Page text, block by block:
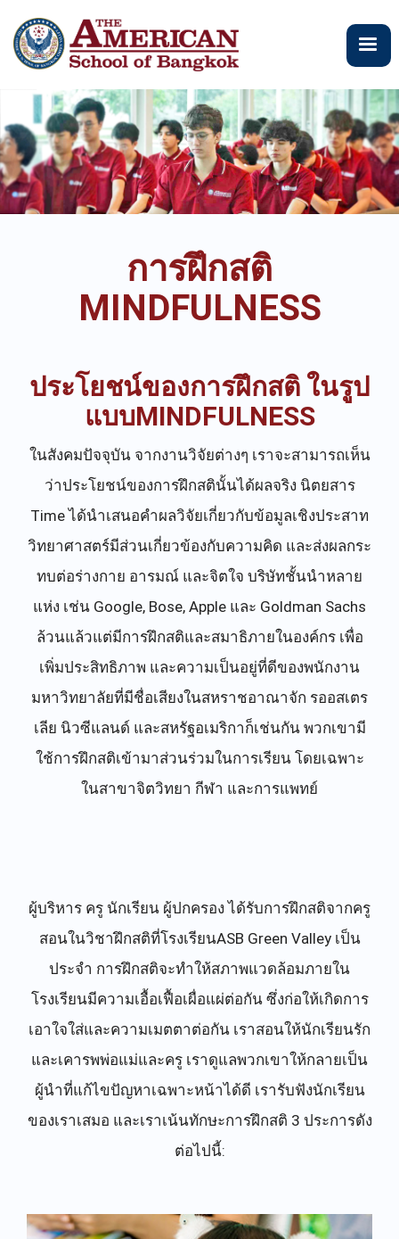
ไป
ยัง
เนื้อหา
การฝึกสติ
MINDFULNESS
ประโยชน์ของการฝึกสติ ในรูป
แบบMINDFULNESS
ในสังคมปัจจุบัน จากงานวิจัยต่างๆ เราจะสามารถเห็น
ว่าประโยชน์ของการฝึกสตินั้นได้ผลจริง นิตยสาร
Time ได้นำเสนอคำผลวิจัยเกี่ยวกับข้อมูลเชิงประสาท
วิทยาศาสตร์มีส่วนเกี่ยวข้องกับความคิด และส่งผลกระ
ทบต่อร่างกาย อารมณ์ และจิตใจ บริษัทชั้นนำหลาย
แห่ง เช่น Google, Bose, Apple และ Goldman Sachs
ล้วนแล้วแต่มีการฝึกสติและสมาธิภายในองค์กร เพื่อ
เพิ่มประสิทธิภาพ และความเป็นอยู่ที่ดีของพนักงาน
มหาวิทยาลัยที่มีชื่อเสียงในสหราชอาณาจัก รออสเตร
เลีย นิวซีแลนด์ และสหรัฐอเมริกาก็เช่นกัน พวกเขามี
ใช้การฝึกสติเข้ามาส่วนร่วมในการเรียน โดยเฉพาะ
ในสาขาจิตวิทยา กีฬา และการแพทย์
ผู้บริหาร ครู นักเรียน ผู้ปกครอง ได้รับการฝึกสติจากครู
สอนในวิชาฝึกสติที่โรงเรียนASB Green Valley เป็น
ประจำ การฝึกสติจะทำให้สภาพแวดล้อมภายใน
โรงเรียนมีความเอื้อเฟื้อเผื่อแผ่ต่อกัน ซึ่งก่อให้เกิดการ
เอาใจใส่และความเมตตาต่อกัน เราสอนให้นักเรียนรัก
และเคารพพ่อแม่และครู เราดูแลพวกเขาให้กลายเป็น
ผู้นำที่แก้ไขปัญหาเฉพาะหน้าได้ดี เรารับฟังนักเรียน
ของเราเสมอ และเราเน้นทักษะการฝึกสติ 3 ประการดัง
ต่อไปนี้: